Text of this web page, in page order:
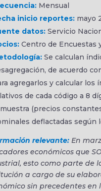
Mensual
inicio reportes:mayo
datos:Servicio
Centro de Encuestas
Se calculan
de acuerdo
agregarlos y calcular
de cada código a 8
(precios
deflactadas
relevante: En
económicos que
esto como parte de
a cargo de su
sin precedentes